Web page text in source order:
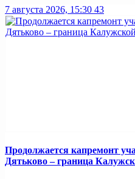
7 августа 2026, 15:30 43
Продолжается капремонт
Дятьково – граница